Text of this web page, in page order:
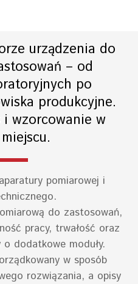
urządzenia do
– od
po
produkcyjne.
i wzorcowanie w
pomiarowej i
do zastosowań,
pracy, trwałość oraz
dodatkowe moduły.
w sposób
rozwiązania, a opisy